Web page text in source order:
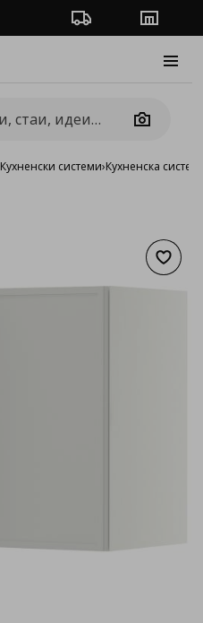
Проследяване на
Camera
Кухненски системи›Кухненска